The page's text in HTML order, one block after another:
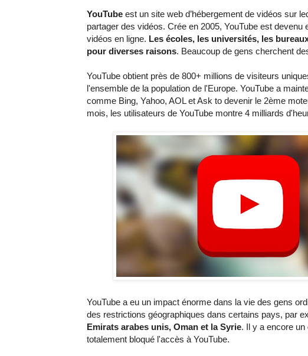
YouTube est un site web d’hébergement de vidéos sur
partager des vidéos. Crée en 2005, YouTube est devenu
vidéos en ligne. Les écoles, les universités, les
pour diverses raisons. Beaucoup de gens cherchent
YouTube obtient près de 800+ millions de visiteurs
l'ensemble de la population de l'Europe. YouTube a
comme Bing, Yahoo, AOL et Ask to devenir le 2ème
mois, les utilisateurs de YouTube montre 4 milliards
YouTube a eu un impact énorme dans la vie des gens
des restrictions géographiques dans certains pays, par
Emirats arabes unis, Oman et la Syrie. Il y a encore
totalement bloqué l'accès à YouTube.